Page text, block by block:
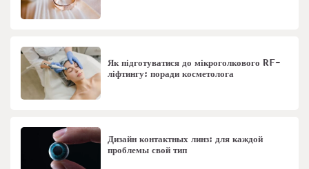
Як підготуватися до мікроголкового RF-
ліфтингу: поради косметолога
Дизайн контактных линз: для каждой
проблемы свой тип